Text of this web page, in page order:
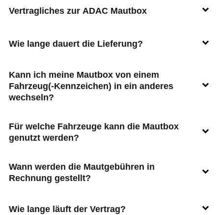
Vertragliches zur ADAC Mautbox
Wie lange dauert die Lieferung?
Kann ich meine Mautbox von einem
Fahrzeug(-Kennzeichen) in ein anderes
wechseln?
Für welche Fahrzeuge kann die Mautbox
genutzt werden?
Wann werden die Mautgebühren in
Rechnung gestellt?
Wie lange läuft der Vertrag?